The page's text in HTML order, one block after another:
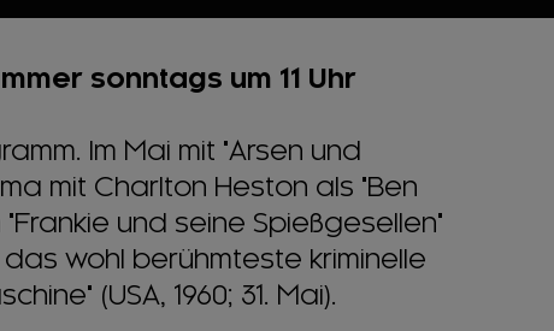
sonntags um 11 Uhr
Im Mai mit "Arsen und
mit Charlton Heston als "Ben
"Frankie und seine Spießgesellen"
das wohl berühmteste kriminelle
(USA, 1960; 31. Mai).